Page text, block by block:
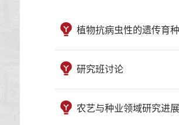
植物抗病虫性的遗传育种
研究班讨论
农艺与种业领域研究进